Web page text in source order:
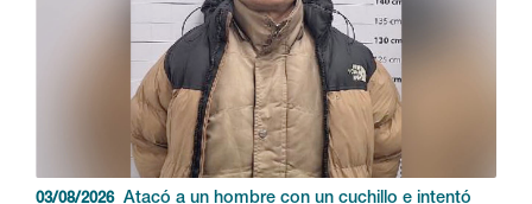
31/07/2026
Violencia contra adultos mayores: allanaron y